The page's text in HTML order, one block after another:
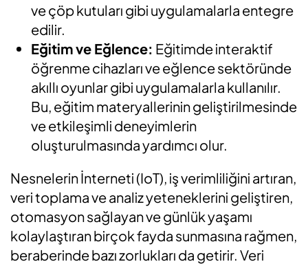
ve çöp kutuları gibi uygulamalarla entegre
edilir.
Eğitim ve Eğlence: Eğitimde interaktif
öğrenme cihazları ve eğlence sektöründe
akıllı oyunlar gibi uygulamalarla kullanılır.
Bu, eğitim materyallerinin geliştirilmesinde
ve etkileşimli deneyimlerin
oluşturulmasında yardımcı olur.
Nesnelerin İnterneti (IoT), iş verimliliğini artıran,
veri toplama ve analiz yeteneklerini geliştiren,
otomasyon sağlayan ve günlük yaşamı
kolaylaştıran birçok fayda sunmasına rağmen,
beraberinde bazı zorlukları da getirir. Veri